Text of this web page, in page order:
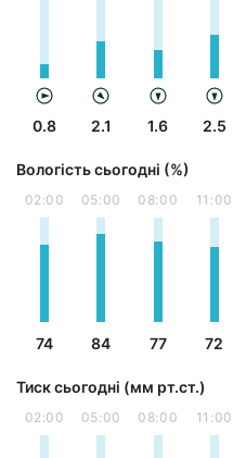
0.8 2.1 1.6 2.5
Вологість сьогодні (%)
02:00
74
05:00
84
08:00
77
11:00
72
Тиск сьогодні (мм рт.ст.)
02:00 05:00 08:00 11:00